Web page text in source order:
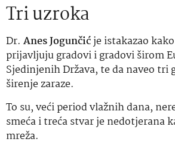
Tri uzroka
Dr. Anes Jogunčićje istakazao
prijavljuju gradovi i gradovi širom
Sjedinjenih Država, te da naveo tri
širenje zaraze.
To su, veći period vlažnih dana,
smeća i treća stvar je nedotjerana
mreža.